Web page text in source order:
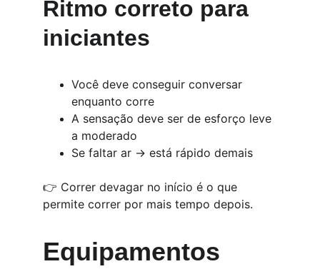
Ritmo correto para
iniciantes
Você deve conseguir conversar
enquanto corre
A sensação deve ser de esforço leve
a moderado
Se faltar ar → está rápido demais
👉 Correr devagar no início é o que
permite correr por mais tempo depois.
Equipamentos